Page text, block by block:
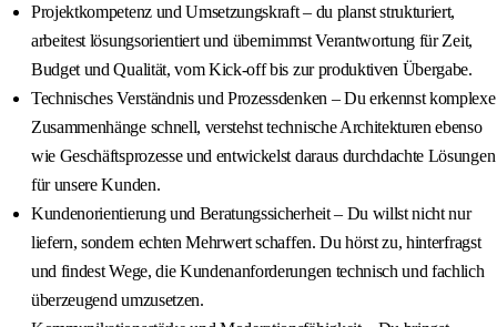
Projektkompetenz und Umsetzungskraft – du planst strukturiert,
arbeitest lösungsorientiert und übernimmst Verantwortung für Zeit,
Budget und Qualität, vom Kick-off bis zur produktiven Übergabe.
Technisches Verständnis und Prozessdenken – Du erkennst komplexe
Zusammenhänge schnell, verstehst technische Architekturen ebenso
wie Geschäftsprozesse und entwickelst daraus durchdachte Lösungen
für unsere Kunden.
Kundenorientierung und Beratungssicherheit – Du willst nicht nur
liefern, sondern echten Mehrwert schaffen. Du hörst zu, hinterfragst
und findest Wege, die Kundenanforderungen technisch und fachlich
überzeugend umzusetzen.